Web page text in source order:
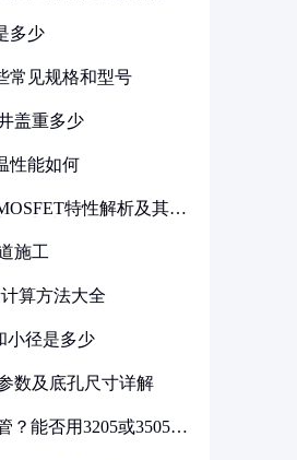
多少
常见规格和型号
盖重多少
性能如何
特性解析及其在
施工
算方法大全
小径是多少
数及底孔尺寸详解
？能否用3205或3505代